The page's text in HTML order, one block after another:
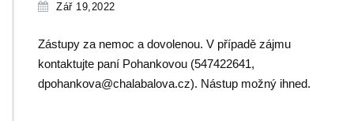
Zář 19,2022
Zástupy za nemoc a dovolenou. V případě zájmu
kontaktujte paní Pohankovou (547422641,
dpohankova@chalabalova.cz). Nástup možný ihned.